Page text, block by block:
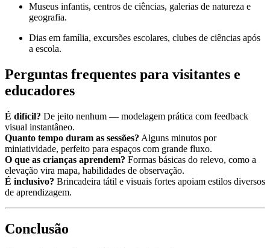
Museus infantis, centros de ciências, galerias de natureza e
geografia.
Dias em família, excursões escolares, clubes de ciências após
a escola.
Perguntas frequentes para visitantes e
educadores
É difícil? De jeito nenhum — modelagem prática com feedback
visual instantâneo.
Quanto tempo duram as sessões? Alguns minutos por
miniatividade, perfeito para espaços com grande fluxo.
O que as crianças aprendem? Formas básicas do relevo, como a
elevação vira mapa, habilidades de observação.
É inclusivo? Brincadeira tátil e visuais fortes apoiam estilos diversos
de aprendizagem.
Conclusão